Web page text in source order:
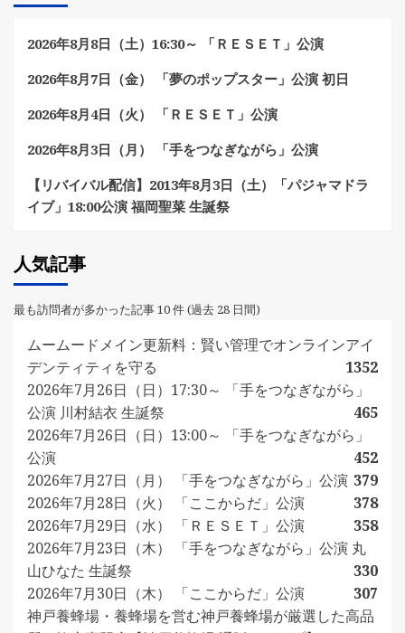
2026年8月8日（土）16:30～ 「ＲＥＳＥＴ」公演
2026年8月7日（金） 「夢のポップスター」公演 初日
2026年8月4日（火） 「ＲＥＳＥＴ」公演
2026年8月3日（月） 「手をつなぎながら」公演
【リバイバル配信】2013年8月3日（土）「パジャマドラ
イブ」18:00公演 福岡聖菜 生誕祭
人気記事
最も訪問者が多かった記事 10 件 (過去 28 日間)
ムームードメイン更新料：賢い管理でオンラインアイ
デンティティを守る
1352
2026年7月26日（日）17:30～ 「手をつなぎながら」
公演 川村結衣 生誕祭
465
2026年7月26日（日）13:00～ 「手をつなぎながら」
公演
452
2026年7月27日（月） 「手をつなぎながら」公演 379
2026年7月28日（火） 「ここからだ」公演
378
2026年7月29日（水） 「ＲＥＳＥＴ」公演
358
2026年7月23日（木） 「手をつなぎながら」公演 丸
山ひなた 生誕祭
330
2026年7月30日（木） 「ここからだ」公演
307
神戸養蜂場・養蜂場を営む神戸養蜂場が厳選した高品